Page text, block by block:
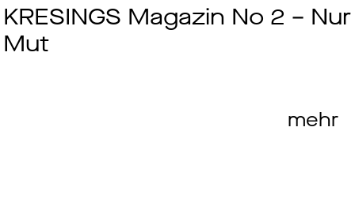
KRESINGS Magazin No 2 – Nur
Mut
mehr